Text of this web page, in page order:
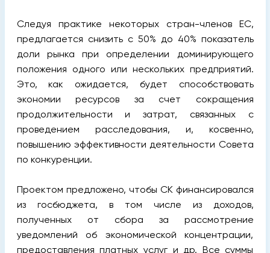
Следуя практике некоторых стран-членов ЕС,
предлагается снизить с 50% до 40% показатель
доли рынка при определении доминирующего
положения одного или нескольких предприятий.
Это, как ожидается, будет способствовать
экономии ресурсов за счет сокращения
продолжительности и затрат, связанных с
проведением расследования, и, косвенно,
повышению эффективности деятельности Совета
по конкуренции.
Проектом предложено, чтобы СК финансировался
из госбюджета, в том числе из доходов,
полученных от сбора за рассмотрение
уведомлений об экономической концентрации,
предоставления платных услуг и др. Все суммы